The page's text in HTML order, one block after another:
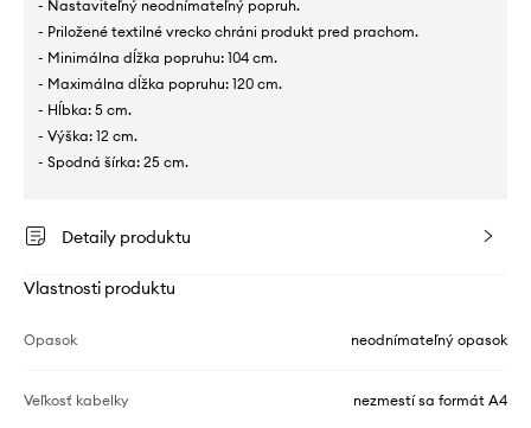
- Nastaviteľný neodnímateľný popruh.
- Priložené textilné vrecko chráni produkt pred prachom.
- Minimálna dĺžka popruhu: 104 cm.
- Maximálna dĺžka popruhu: 120 cm.
- Hĺbka: 5 cm.
- Výška: 12 cm.
- Spodná šírka: 25 cm.
Detaily produktu
Vlastnosti produktu
Opasok neodnímateľný opasok
Veľkosť kabelky nezmestí sa formát A4